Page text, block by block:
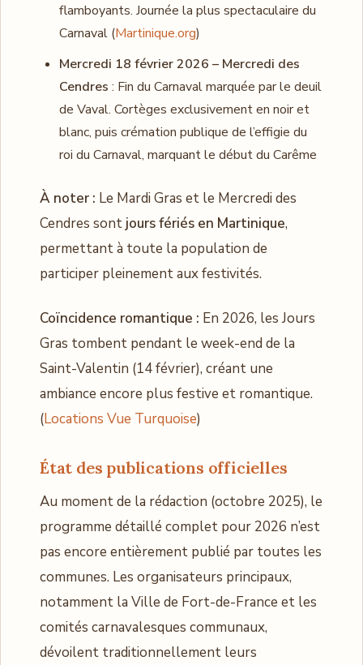
flamboyants. Journée la plus spectaculaire du
Carnaval (Martinique.org)
Mercredi 18 février 2026 – Mercredi des
Cendres : Fin du Carnaval marquée par le deuil
de Vaval. Cortèges exclusivement en noir et
blanc, puis crémation publique de l’effigie du
roi du Carnaval, marquant le début du Carême
À noter : Le Mardi Gras et le Mercredi des
Cendres sontjours fériés en Martinique,
permettant à toute la population de
participer pleinement aux festivités.
Coïncidence romantique : En 2026, les Jours
Gras tombent pendant le week-end de la
Saint-Valentin (14 février), créant une
ambiance encore plus festive et romantique.
(Locations Vue Turquoise)
État des publications officielles
Au moment de la rédaction (octobre 2025), le
programme détaillé complet pour 2026 n’est
pas encore entièrement publié par toutes les
communes. Les organisateurs principaux,
notamment la Ville de Fort-de-France et les
comités carnavalesques communaux,
dévoilent traditionnellement leurs